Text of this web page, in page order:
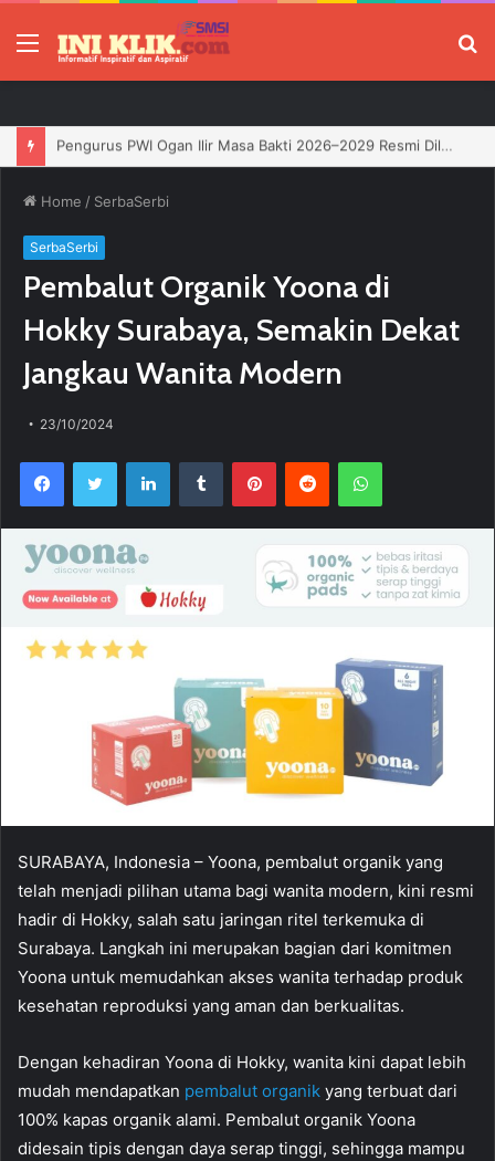
Menu
Home / SerbaSerbi
SerbaSerbi
Pembalut Organik Yoona di
Hokky Surabaya, Semakin Dekat
Jangkau Wanita Modern
23/10/2024
SURABAYA, Indonesia – Yoona, pembalut organik yang
telah menjadi pilihan utama bagi wanita modern, kini resmi
hadir di Hokky, salah satu jaringan ritel terkemuka di
Surabaya. Langkah ini merupakan bagian dari komitmen
Yoona untuk memudahkan akses wanita terhadap produk
kesehatan reproduksi yang aman dan berkualitas.
Dengan kehadiran Yoona di Hokky, wanita kini dapat lebih
mudah mendapatkan pembalut organik yang terbuat dari
100% kapas organik alami. Pembalut organik Yoona
didesain tipis dengan daya serap tinggi, sehingga mampu